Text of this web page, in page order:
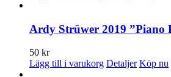
Ardy Strüwer 2019 ”Piano
50 kr
Lägg till i varukorg Detaljer Köp nu